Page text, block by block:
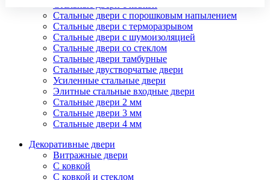
Стальные двери с порошковым напылением
Стальные двери с терморазрывом
Стальные двери с шумоизоляцией
Стальные двери со стеклом
Стальные двери тамбурные
Стальные двустворчатые двери
Усиленные стальные двери
Элитные стальные входные двери
Стальные двери 2 мм
Стальные двери 3 мм
Стальные двери 4 мм
Декоративные двери
Витражные двери
С ковкой
С ковкой и стеклом
использования систем аналитики (например,
Яндекс.Метрика), в соответствии с нашей
обработки персональных данных.
Если вы не хотите, чтобы ваши данные обрабатывались,
настройте ограничения в браузере или покиньте сайт.